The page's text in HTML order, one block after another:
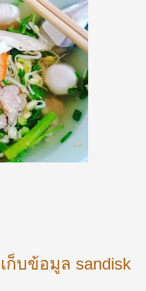
ก็บข้อมูล sandisk